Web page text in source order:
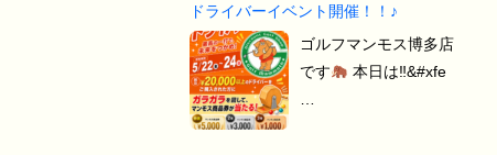
ドライバーイベント開催！！♪
ゴルフマンモス博多店
です
本日は‼&#xfe